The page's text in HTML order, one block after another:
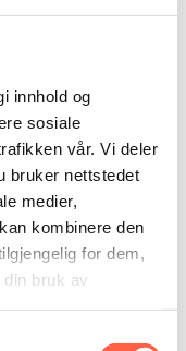
innhold og
sosiale
vår. Vi deler
bruker nettstedet
medier,
kombinere den
for dem,
bruk av